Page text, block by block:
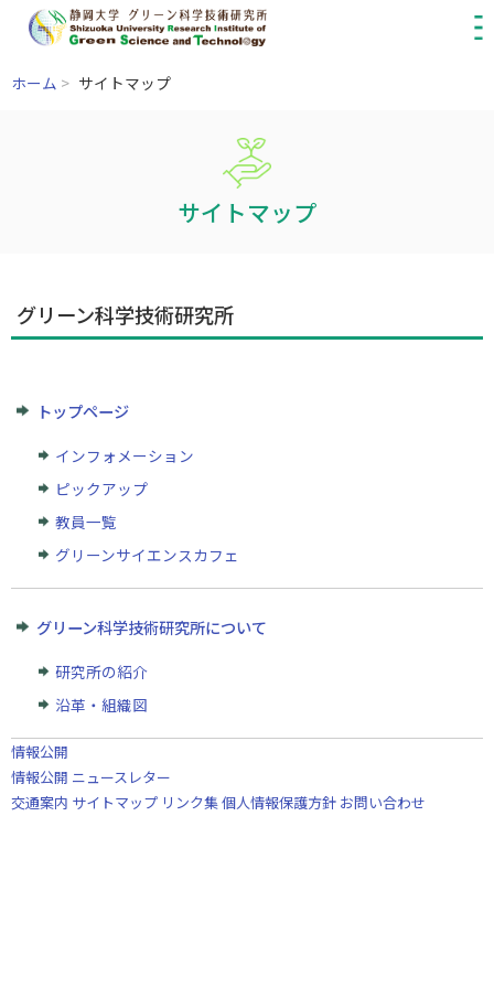
ホーム > サイトマップ
サイトマップ
グリーン科学技術研究所
トップページ
インフォメーション
ピックアップ
教員一覧
グリーンサイエンスカフェ
グリーン科学技術研究所について
研究所の紹介
沿革・組織図
情報公開
情報公開 ニュースレター
交通案内 サイトマップ リンク集個人情報保護方針 お問い合わせ